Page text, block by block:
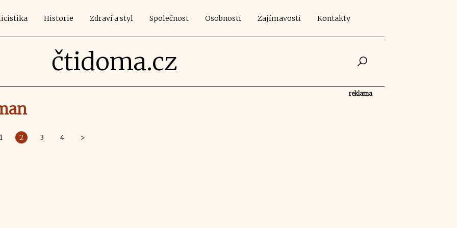
Historie Zdraví a styl Společnost Osobnosti Zajímavosti Kontakty
čtidoma.cz
1 2 3 4 >
reklama